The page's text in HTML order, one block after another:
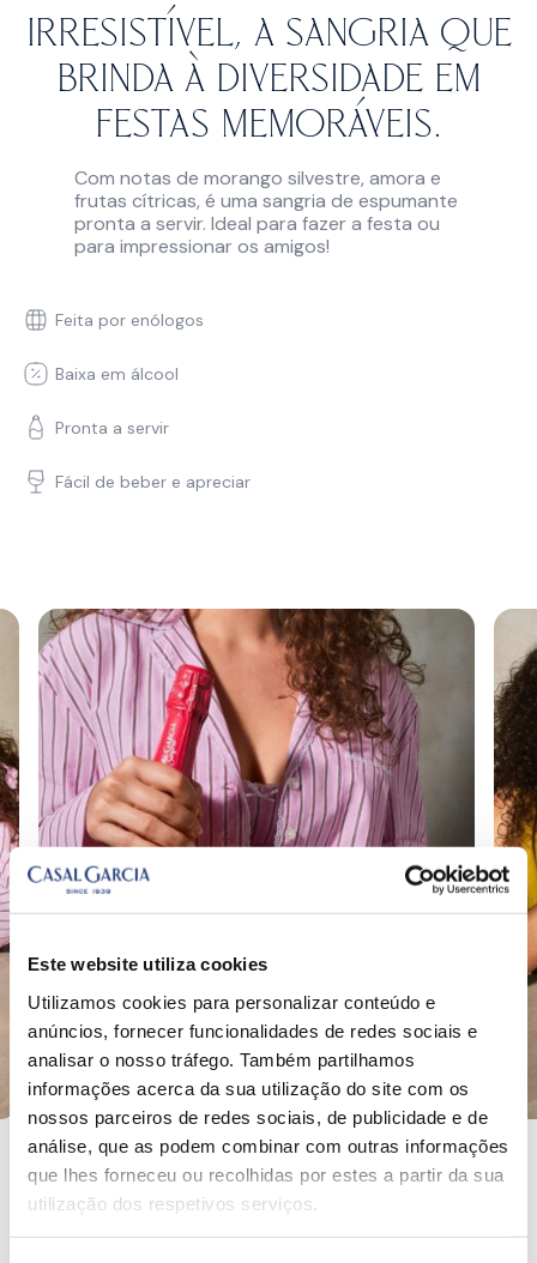
Este website utiliza cookies
Utilizamos cookies para personalizar conteúdo e
anúncios, fornecer funcionalidades de redes sociais e
analisar o nosso tráfego. Também partilhamos
informações acerca da sua utilização do site com os
nossos parceiros de redes sociais, de publicidade e de
análise, que as podem combinar com outras informações
que lhes forneceu ou recolhidas por estes a partir da sua
utilização dos respetivos serviços.
Irresistível, a sangria que
brinda à diversidade em
festas memoráveis.
Com notas de morango silvestre, amora e
frutas cítricas, é uma sangria de espumante
pronta a servir. ​Ideal para fazer a festa ou
para impressionar os amigos!​​
Feita por enólogos
Baixa em álcool
Pronta a servir
Fácil de beber e apreciar